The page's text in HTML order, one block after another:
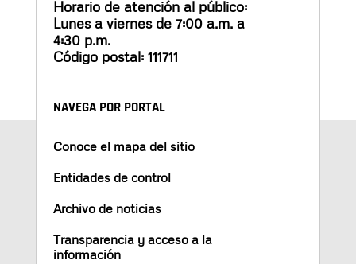
Horario de atención al público:
Lunes a viernes de 7:00 a.m. a
4:30 p.m.
Código postal: 111711
NAVEGA POR PORTAL
Conoce el mapa del sitio
Entidades de control
Archivo de noticias
Transparencia y acceso a la
información